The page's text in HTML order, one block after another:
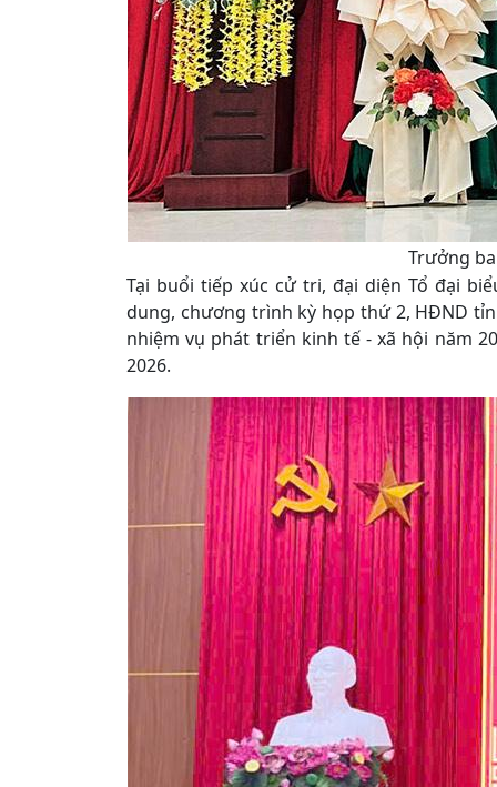
Trưởng
Tại buổi tiếp xúc cử tri, đại diện Tổ đại
dung, chương trình kỳ họp thứ 2, HĐND
nhiệm vụ phát triển kinh tế - xã hội năm
2026.